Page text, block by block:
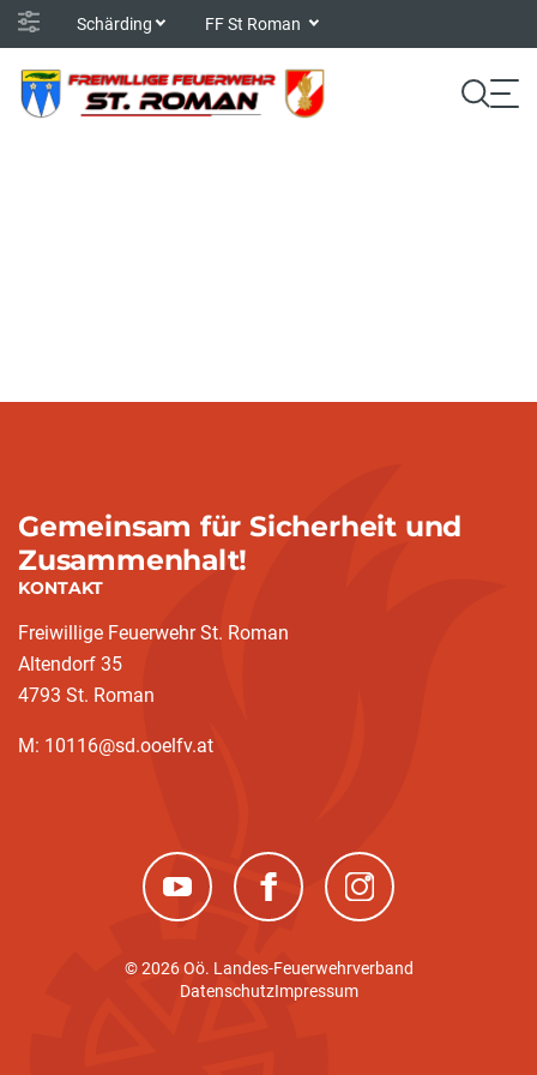
Schärding FF St Roman
Gemeinsam für Sicherheit und
Zusammenhalt!
KONTAKT
Freiwillige Feuerwehr St. Roman
Altendorf 35
4793 St. Roman
M: 10116@sd.ooelfv.at
(neues Fenster)(neues Fenster)(neues Fenster)
© 2026 Oö. Landes-Feuerwehrverband
DatenschutzImpressum